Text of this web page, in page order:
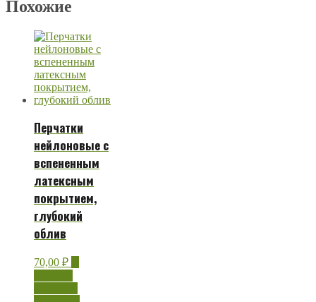
Похожие
Перчатки
нейлоновые с
вспененным
латексным
покрытием,
глубокий
облив
70,00 ₽